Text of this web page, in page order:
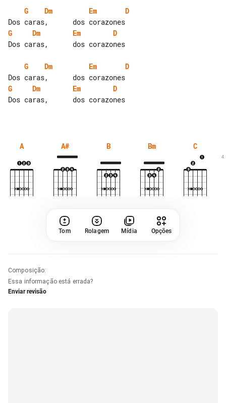
G Dm Em
D
G
Dm Em
D
Dos caras,      dos corazones
G Dm Em
D
G
Dm Em
D
Dos caras,      dos corazones
A A# B Bm C
4
Tom Rolagem Mídia Opções
Composição:
Essa informação está errada?
Enviar revisão